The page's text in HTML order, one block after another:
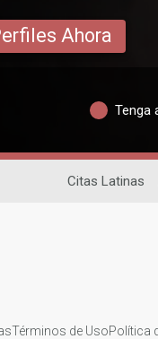
Ahora
Tenga
Citas Latinas
Términos de UsoPolítica